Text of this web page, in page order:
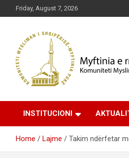
to
Friday, August 7, 2026
Myftinia
Zyrtare
INSTITUCIONI
Home Lajme Takim ndërfetar